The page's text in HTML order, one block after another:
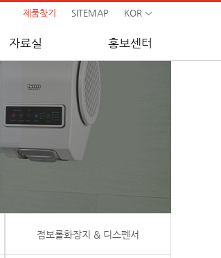
제품찾기 SITEMAP KOR
자료실 홍보센터
점보롤화장지 & 디스펜서